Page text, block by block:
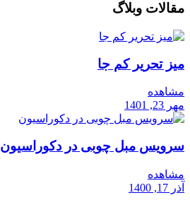
مقالات وبلاگ
میز تحریر کم جا
مشاهده
مهر 23, 1401
سرویس مبل چوبی در دکوراسیون
مشاهده
آذر 17, 1400